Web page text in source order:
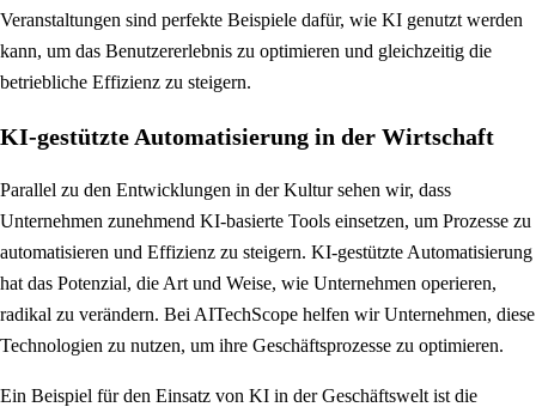
Veranstaltungen sind perfekte Beispiele dafür, wie KI genutzt werden
kann, um das Benutzererlebnis zu optimieren und gleichzeitig die
betriebliche Effizienz zu steigern.
KI-gestützte Automatisierung in der Wirtschaft
Parallel zu den Entwicklungen in der Kultur sehen wir, dass
Unternehmen zunehmend KI-basierte Tools einsetzen, um Prozesse zu
automatisieren und Effizienz zu steigern. KI-gestützte Automatisierung
hat das Potenzial, die Art und Weise, wie Unternehmen operieren,
radikal zu verändern. Bei AITechScope helfen wir Unternehmen, diese
Technologien zu nutzen, um ihre Geschäftsprozesse zu optimieren.
Ein Beispiel für den Einsatz von KI in der Geschäftswelt ist die